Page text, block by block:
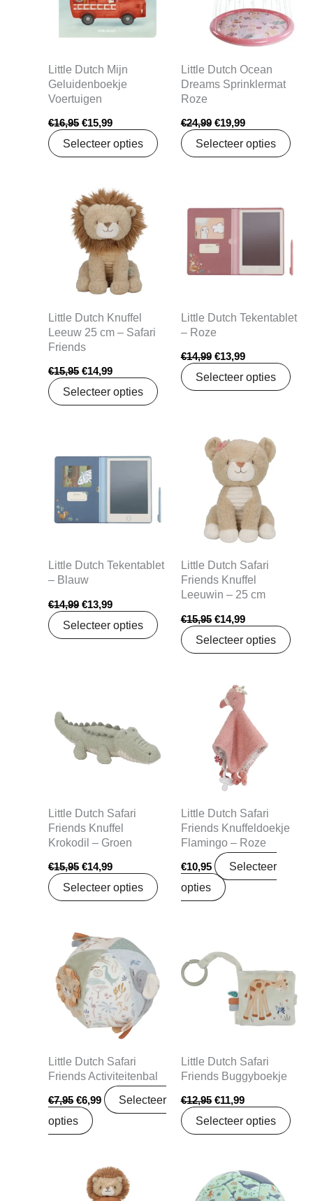
Little Dutch Mijn
Geluidenboekje
Voertuigen
€16,95 €15,99
Selecteer opties
Little Dutch Ocean
Dreams Sprinklermat
Roze
€24,99 €19,99
Selecteer opties
Little Dutch Knuffel
Leeuw 25 cm – Safari
Friends
€15,95
Oorspronkelijke
prijs
was:
€15,95.
€14,99
Huidige
prijs
is:
€14,99.
Selecteer opties
Little Dutch Tekentablet
– Roze
€14,99
€14,99.
€13,99
is:
Selecteer opties
Little Dutch Tekentablet
– Blauw
€14,99
€14,99.
€13,99
is:
Selecteer opties
Little Dutch Safari
Friends Knuffel
Leeuwin – 25 cm
€15,95
Oorspronkelijke
prijs
was:
€15,95.
€14,99
Huidige
prijs
is:
€14,99.
Selecteer opties
Little Dutch Safari
Friends Knuffel
Krokodil – Groen
€15,95
€15,95.
€14,99
€14,99.
Selecteer opties
Little Dutch Safari
Friends Knuffeldoekje
Flamingo – Roze
€10,95
Selecteer
opties
Little Dutch Safari
Friends Activiteitenbal
€7,95
Oorspronkelijke
prijs
was:
€7,95.
€6,99
prijs
is:
€6,99.
Selecteer
opties
Little Dutch Safari
Friends Buggyboekje
€12,95
was:
€12,95.
€11,99
€11,99.
Selecteer opties
Oorspronkelijke
prijs
was:
Huidige
prijs
is:
prijs
was:
prijs
is: